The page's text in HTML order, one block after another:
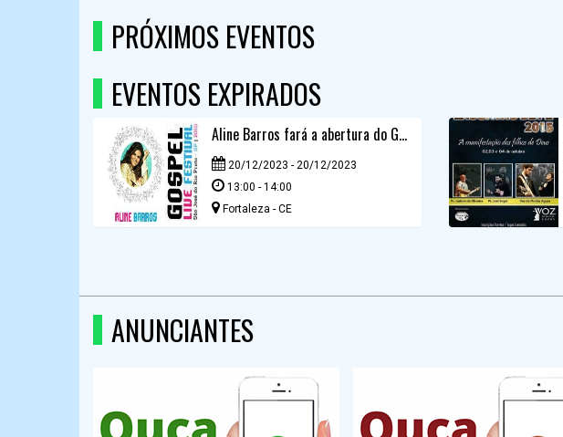
PRÓXIMOS EVENTOS
EVENTOS EXPIRADOS
Aline Barros fará a abertura do Gospel Live Festival
20/12/2023 - 20/12/2023
13:00 - 14:00
Fortaleza - CE
ANUNCIANTES